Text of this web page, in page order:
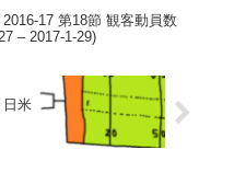
2016-17 第18節 観客動員数
– 2017-1-29)
日米